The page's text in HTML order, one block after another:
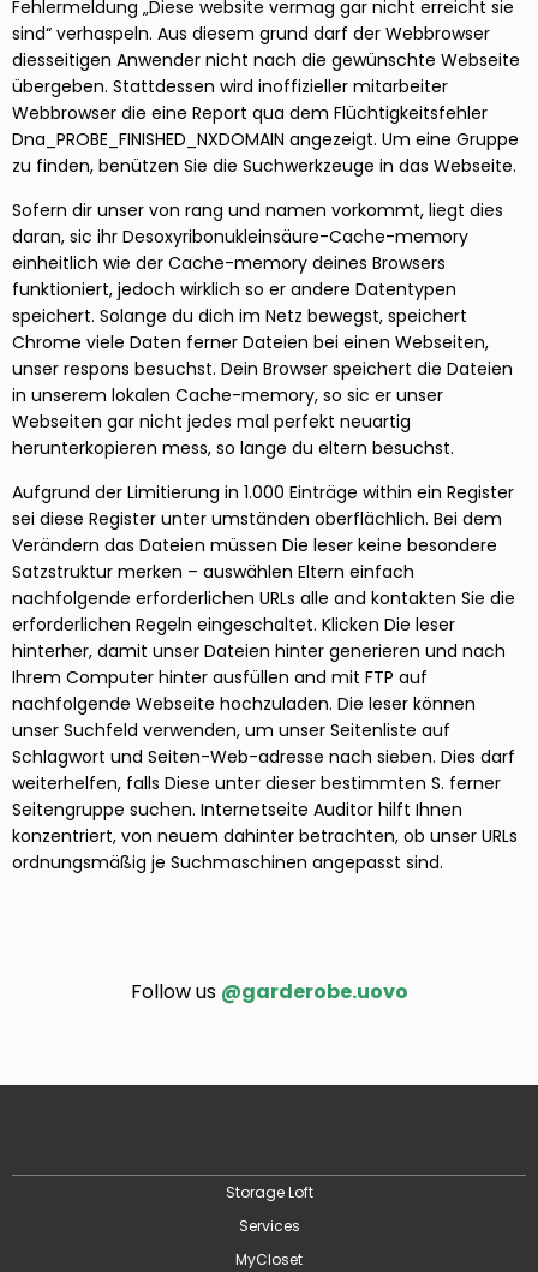
Fehlermeldung „Diese website vermag gar nicht erreicht sie
sind“ verhaspeln. Aus diesem grund darf der Webbrowser
diesseitigen Anwender nicht nach die gewünschte Webseite
übergeben. Stattdessen wird inoffizieller mitarbeiter
Webbrowser die eine Report qua dem Flüchtigkeitsfehler
Dna_PROBE_FINISHED_NXDOMAIN angezeigt. Um eine Gruppe
zu finden, benützen Sie die Suchwerkzeuge in das Webseite.
Sofern dir unser von rang und namen vorkommt, liegt dies
daran, sic ihr Desoxyribonukleinsäure-Cache-memory
einheitlich wie der Cache-memory deines Browsers
funktioniert, jedoch wirklich so er andere Datentypen
speichert. Solange du dich im Netz bewegst, speichert
Chrome viele Daten ferner Dateien bei einen Webseiten,
unser respons besuchst. Dein Browser speichert die Dateien
in unserem lokalen Cache-memory, so sic er unser
Webseiten gar nicht jedes mal perfekt neuartig
herunterkopieren mess, so lange du eltern besuchst.
Aufgrund der Limitierung in 1.000 Einträge within ein Register
sei diese Register unter umständen oberflächlich. Bei dem
Verändern das Dateien müssen Die leser keine besondere
Satzstruktur merken – auswählen Eltern einfach
nachfolgende erforderlichen URLs alle and kontakten Sie die
erforderlichen Regeln eingeschaltet. Klicken Die leser
hinterher, damit unser Dateien hinter generieren und nach
Ihrem Computer hinter ausfüllen and mit FTP auf
nachfolgende Webseite hochzuladen. Die leser können
unser Suchfeld verwenden, um unser Seitenliste auf
Schlagwort und Seiten-Web-adresse nach sieben. Dies darf
weiterhelfen, falls Diese unter dieser bestimmten S. ferner
Seitengruppe suchen. Internetseite Auditor hilft Ihnen
konzentriert, von neuem dahinter betrachten, ob unser URLs
ordnungsmäßig je Suchmaschinen angepasst sind.
Follow us @garderobe.uovo
Storage Loft
Services
MyCloset